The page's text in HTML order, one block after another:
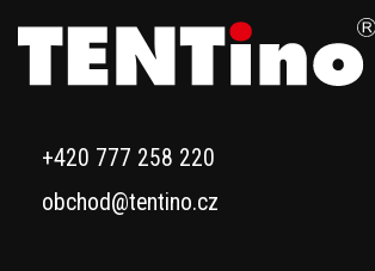
+420 777 258 220
obchod@tentino.cz